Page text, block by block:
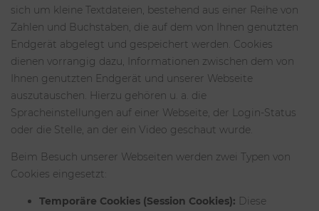
sich um kleine Textdateien, bestehend aus einer Reihe von
Zahlen und Buchstaben, die auf dem von Ihnen genutzten
Endgerät abgelegt und gespeichert werden. Cookies
dienen vorrangig dazu, Informationen zwischen dem von
Ihnen genutzten Endgerät und unserer Webseite
auszutauschen. Hierzu gehören u. a. die
Spracheinstellungen auf einer Webseite, der Login-Status
oder die Stelle, an der ein Video geschaut wurde.
Beim Besuch unserer Webseiten werden zwei Typen von
Cookies eingesetzt:
Temporäre Cookies (Session Cookies): Diese